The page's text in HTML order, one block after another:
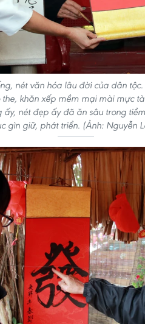
nét văn hóa lâu đời của dân
khăn xếp mềm mại mài mực
ấy, nét đẹp ấy đã ăn sâu trong
gìn giữ, phát triển. (Ảnh: Nguyễn